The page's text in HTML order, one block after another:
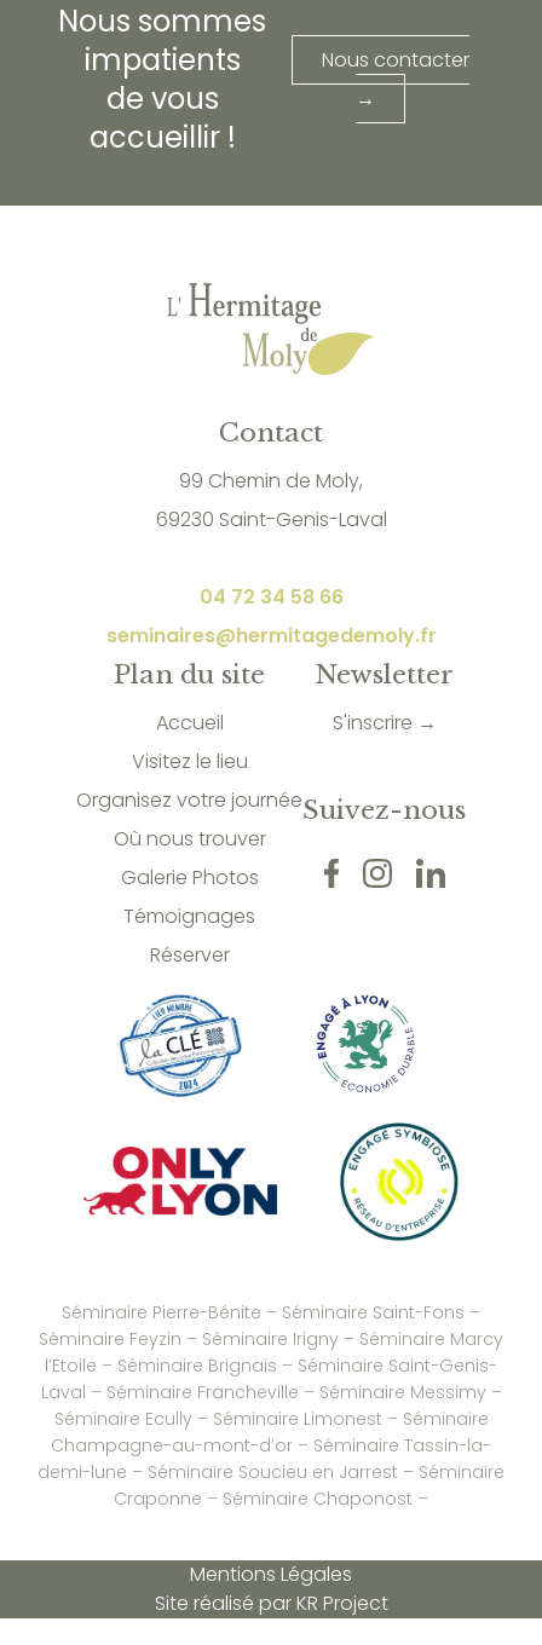
Nous sommes
impatients
de vous
accueillir !
Nous contacter
→
Contact
99 Chemin de Moly,
69230 Saint-Genis-Laval
04 72 34 58 66
seminaires@hermitagedemoly.fr
Plan du site
Accueil
Visitez le lieu
Organisez votre journée
Où nous trouver
Galerie Photos
Témoignages
Réserver
Newsletter
S'inscrire →
Suivez-nous
Séminaire Pierre-Bénite – Séminaire Saint-Fons –
Séminaire Feyzin – Séminaire Irigny – Séminaire Marcy
l’Etoile – Séminaire Brignais – Séminaire Saint-Genis-
Laval – Séminaire Francheville – Séminaire Messimy–
Séminaire Ecully– Séminaire Limonest – Séminaire
Champagne-au-mont-d’or – Séminaire Tassin-la-
demi-lune – Séminaire Soucieu en Jarrest – Séminaire
Craponne – Séminaire Chaponost –
Mentions Légales
Site réalisé par KR Project